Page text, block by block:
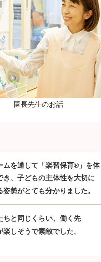
園長先生のお話
ムを通して「楽習保育®」を体
き、子どもの主体性を大切に
姿勢がとても分かりました。
ちと同じくらい、働く先
楽しそうで素敵でした。